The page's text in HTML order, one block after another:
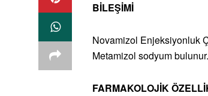
BİLEŞİMİ
Novamizol Enjeksiyonluk
Metamizol sodyum bulunur.
FARMAKOLOJİK